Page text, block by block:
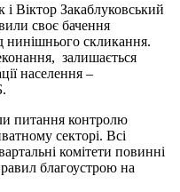
Віктор Закаблуковський
своє бачення
нинішнього скликання.
залишається
населення –
питання контролю
секторі. Всі
комітети повинні
благоустрою на